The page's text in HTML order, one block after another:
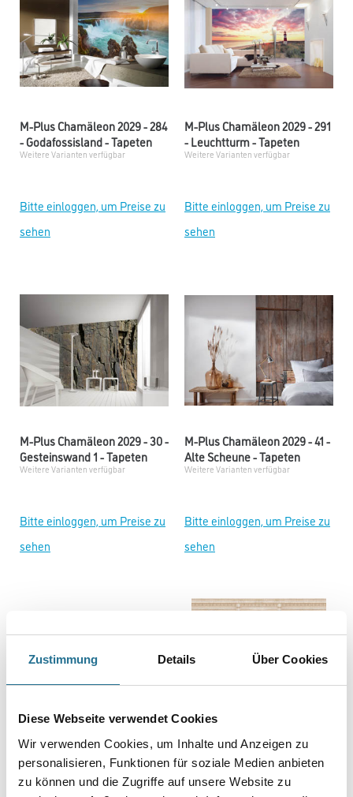
Zustimmung Details Über Cookies
Diese Webseite verwendet Cookies
Wir verwenden Cookies, um Inhalte und Anzeigen zu
personalisieren, Funktionen für soziale Medien anbieten
zu können und die Zugriffe auf unsere Website zu
M-Plus Chamäleon 2029 - 284
- Godafossisland - Tapeten
Weitere Varianten verfügbar
Bitte einloggen, um Preise zu
sehen
M-Plus Chamäleon 2029 - 291
- Leuchtturm - Tapeten
Weitere Varianten verfügbar
Bitte einloggen, um Preise zu
sehen
M-Plus Chamäleon 2029 - 30 -
Gesteinswand 1 - Tapeten
Weitere Varianten verfügbar
Bitte einloggen, um Preise zu
sehen
M-Plus Chamäleon 2029 - 41 -
Alte Scheune - Tapeten
Weitere Varianten verfügbar
Bitte einloggen, um Preise zu
sehen
M-Plus Chamäleon 2029 - 61 -
Castello 2 - Tapeten
Weitere Varianten verfügbar
M-Plus Chamäleon 2029 - 58 -
Roma 2 - Tapeten
Weitere Varianten verfügbar